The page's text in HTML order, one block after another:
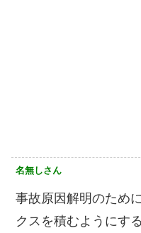
名無しさん
事故原因解明のため
クスを積むようにす